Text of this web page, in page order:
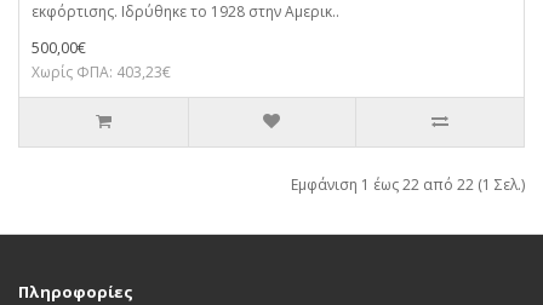
εκφόρτισης. Ιδρύθηκε το 1928 στην Αμερικ..
500,00€
Χωρίς ΦΠΑ: 403,23€
Εμφάνιση 1 έως 22 από 22 (1 Σελ.)
Πληροφορίες